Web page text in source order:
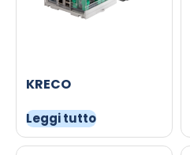
KRECO
Leggi tutto